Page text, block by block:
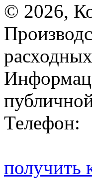
© 2026,
Телефон:
получить